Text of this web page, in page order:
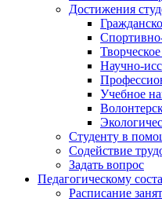
Достижения
Научно-
Учебное
Студенту в
Содействие
Задать вопрос
Педагогическому
Расписание